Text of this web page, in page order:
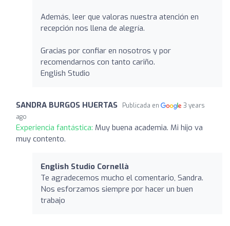
Además, leer que valoras nuestra atención en
recepción nos llena de alegría.
Gracias por confiar en nosotros y por
recomendarnos con tanto cariño.
English Studio
SANDRA BURGOS HUERTAS Publicada en
3 years
ago
Experiencia fantástica: Muy buena academia. Mi hijo va
muy contento.
English Studio Cornellà
Te agradecemos mucho el comentario, Sandra.
Nos esforzamos siempre por hacer un buen
trabajo